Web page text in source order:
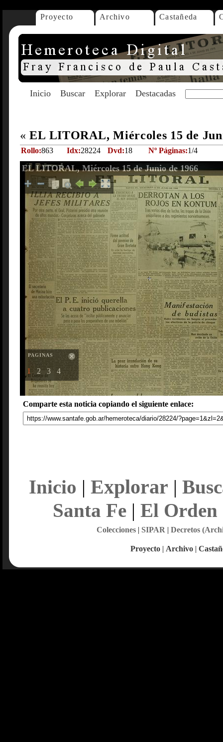
Proyecto Archivo Castañeda
Inicio Buscar Explorar Destacadas
« EL LITORAL, Miércoles 15 de
Rollo:863 Idx:28224 Dvd:18 Nº Páginas:1/4
EL LITORAL, Miércoles 15 de Junio de 1966
PAGINAS
1 2 3 4
Comparte esta noticia copiando el siguiente enlace:
Inicio | Explorar |
Santa Fe| El Orden
Colecciones| SIPAR | Decretos
Proyecto | Archivo |